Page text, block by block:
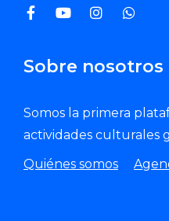
Sobre nosotros
Somos la primera
actividades culturales
Quiénes somos